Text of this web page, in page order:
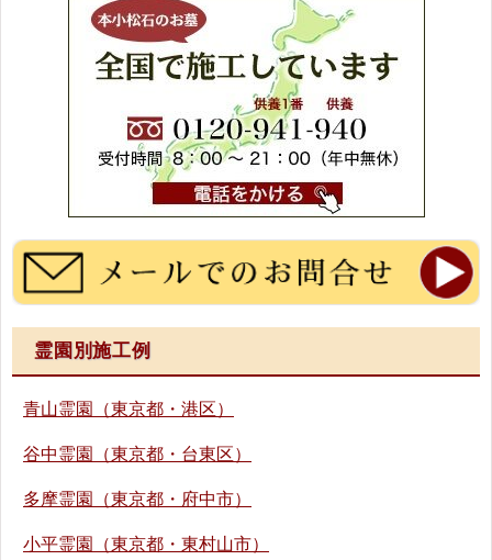
霊園別施工例
青山霊園（東京都・港区）
谷中霊園（東京都・台東区）
多摩霊園（東京都・府中市）
小平霊園（東京都・東村山市）